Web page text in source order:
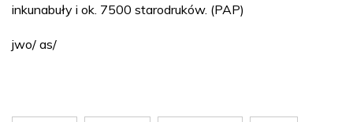
inkunabuły i ok. 7500 starodruków. (PAP)
jwo/ as/